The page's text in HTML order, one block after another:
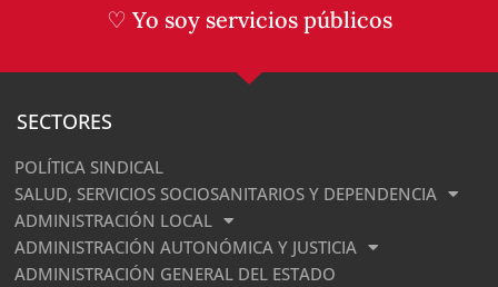
♡ Yo soy servicios públicos
SECTORES
POLÍTICA SINDICAL
SALUD, SERVICIOS SOCIOSANITARIOS Y DEPENDENCIA
ADMINISTRACIÓN LOCAL
ADMINISTRACIÓN AUTONÓMICA Y JUSTICIA
ADMINISTRACIÓN GENERAL DEL ESTADO